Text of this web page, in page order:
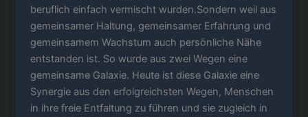
beruflich einfach vermischt wurden.Sondern weil aus
gemeinsamer Haltung, gemeinsamer Erfahrung und
gemeinsamem Wachstum auch persönliche Nähe
entstanden ist. So wurde aus zwei Wegen eine
gemeinsame Galaxie. Heute ist diese Galaxie eine
Synergie aus den erfolgreichsten Wegen, Menschen
in ihre freie Entfaltung zu führen und sie zugleich in